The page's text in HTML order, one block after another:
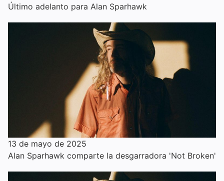
Último adelanto para Alan Sparhawk
13 de mayo de 2025
Alan Sparhawk comparte la desgarradora 'Not Broken'